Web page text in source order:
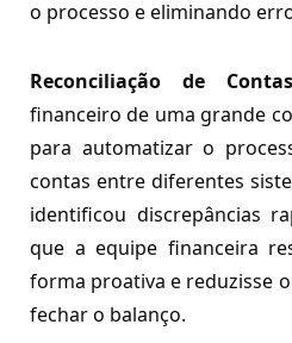
o processo e eliminando
Reconciliação de
financeiro de uma grande
para automatizar o
contas entre diferentes
identificou discrepâncias
que a equipe financeira
forma proativa e reduzisse
fechar o balanço.